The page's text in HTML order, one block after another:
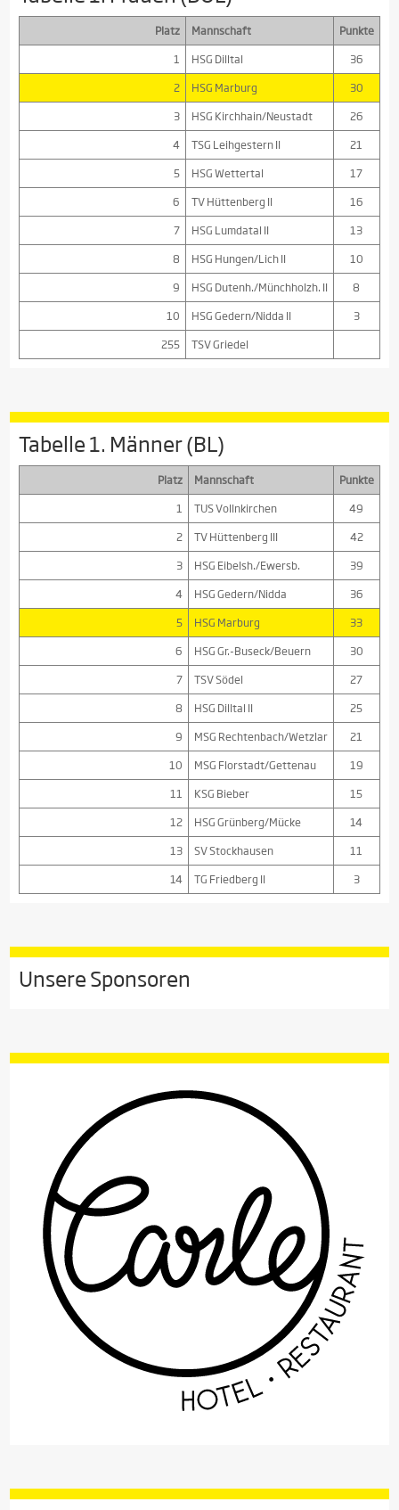
Platz Mannschaft
Punkte
1
HSG Dilltal
36
2
HSG Marburg
30
3
HSG Kirchhain/Neustadt
26
4
TSG Leihgestern II
21
5
HSG Wettertal
17
6
TV Hüttenberg II
16
7
HSG Lumdatal II
13
8
HSG Hungen/Lich II
10
9
HSG Dutenh./Münchholzh. II
8
10
HSG Gedern/Nidda II
3
255
TSV Griedel
Tabelle 1. Männer (BL)
Platz Mannschaft
Punkte
1
TUS Vollnkirchen
49
2
TV Hüttenberg III
42
3
HSG Eibelsh./Ewersb.
39
4
HSG Gedern/Nidda
36
5
HSG Marburg
33
6
HSG Gr.-Buseck/Beuern
30
7
TSV Södel
27
8
HSG Dilltal II
25
9
MSG Rechtenbach/Wetzlar
21
10
MSG Florstadt/Gettenau
19
11
KSG Bieber
15
12
HSG Grünberg/Mücke
14
13
SV Stockhausen
11
14
TG Friedberg II 3
Unsere Sponsoren